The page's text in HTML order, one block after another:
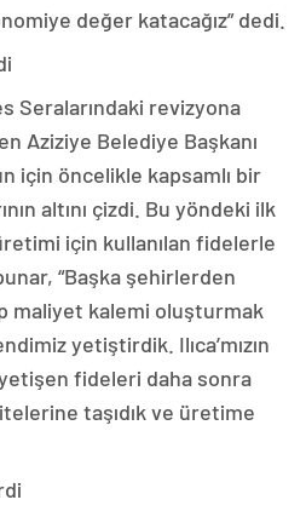
değer katacağız” dedi.
Seralarındaki revizyona
Aziziye Belediye Başkanı
için öncelikle kapsamlı bir
altını çizdi. Bu yöndeki ilk
için kullanılan fidelerle
“Başka şehirlerden
maliyet kalemi oluşturmak
yetiştirdik. Ilıca’mızın
fideleri daha sonra
taşıdık ve üretime